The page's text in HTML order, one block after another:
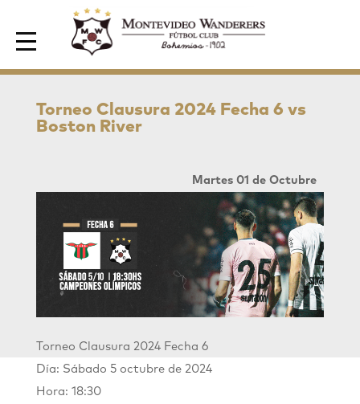
Area de Socios
Torneo Clausura 2024 Fecha 6 vs
Boston River
Martes 01 de Octubre
Torneo Clausura 2024 Fecha 6
Día: Sábado 5 octubre de 2024
Hora: 18:30